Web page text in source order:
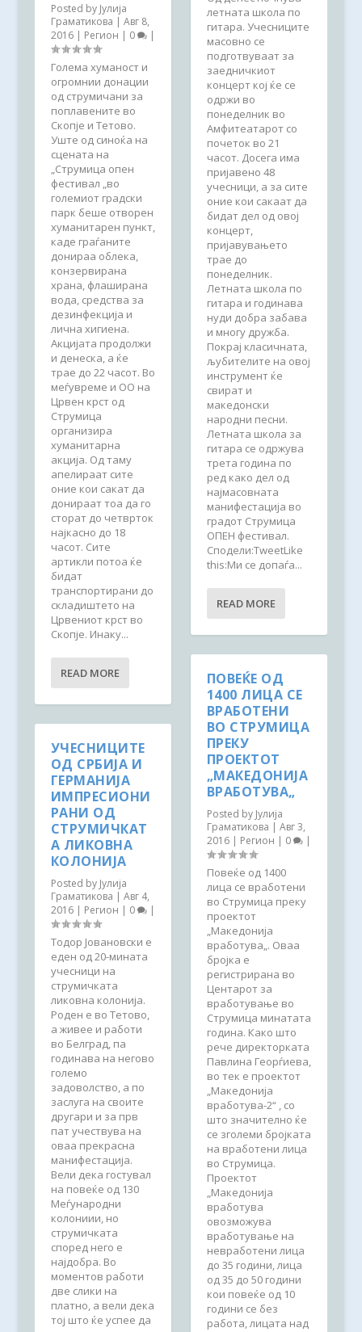
Posted by Јулија
Граматикова | Авг 8,
2016| Регион | 0 |
Голема хуманост и
огромнии донации
од струмичани за
поплавените во
Скопје и Тетово.
Уште од синоќа на
сцената на
„Струмица опен
фестивал „во
големиот градски
парк беше отворен
хуманитарен пункт,
каде граѓаните
донираа облека,
конзервирана
храна, флаширана
вода, средства за
дезинфекција и
лична хигиена.
Акцијата продолжи
и денеска, а ќе
трае до 22 часот. Во
меѓувреме и ОО на
Црвен крст од
Струмица
организира
хуманитарна
акција. Од таму
апелираат сите
оние кои сакат да
донираат тоа да го
сторат до четврток
најкасно до 18
часот. Сите
артикли потоа ќе
бидат
транспортирани до
складиштето на
Црвениот крст во
Скопје. Инаку...
READ MORE
УЧЕСНИЦИТЕ
ОД СРБИЈА И
ГЕРМАНИЈА
ИМПРЕСИОНИ
РАНИ ОД
СТРУМИЧКАТ
А ЛИКОВНА
КОЛОНИЈА
Posted by Јулија
Граматикова | Авг 4,
2016| Регион | 0 |
Тодор Јовановски е
еден од 20-мината
учесници на
струмичката
ликовна колонија.
Роден е во Тетово,
а живее и работи
во Белград, па
годинава на негово
големо
задоволство, а по
заслуга на своите
другари и за прв
пат учествува на
оваа прекрасна
манифестација.
Вели дека гостувал
на повеќе од 130
Меѓународни
колониии, но
струмичката
според него е
најдобра. Во
моментов работи
две слики на
платно, а вели дека
тој што ќе успее да
летната школа по
гитара. Учесниците
масовно се
подготвуваат за
заедничкиот
концерт кој ќе се
одржи во
понеделник во
Амфитеатарот со
почеток во 21
часот. Досега има
пријавено 48
учесници, а за сите
оние кои сакаат да
бидат дел од овој
концерт,
пријавувањето
трае до
понеделник.
Летната школа по
гитара и годинава
нуди добра забава
и многу дружба.
Покрај класичната,
љубителите на овој
инструмент ќе
свират и
македонски
народни песни.
Летната школа за
гитара се одржува
трета година по
ред како дел од
најмасовната
манифестација во
градот Струмица
ОПЕН фестивал.
Сподели:TweetLike
this:Ми се допаѓа...
READ MORE
ПОВЕЌЕ ОД
1400 ЛИЦА СЕ
ВРАБОТЕНИ
ВО СТРУМИЦА
ПРЕКУ
ПРОЕКТОТ
„МАКЕДОНИЈА
ВРАБОТУВА„
Posted by Јулија
Граматикова | Авг 3,
2016| Регион | 0 |
Повеќе од 1400
лица се вработени
во Струмица преку
проектот
„Македонија
вработува„. Оваа
бројка е
регистрирана во
Центарот за
вработување во
Струмица минатата
година. Како што
рече директорката
Павлина Георѓиева,
во тек е проектот
„Македонија
вработува-2“ , со
што значително ќе
се зголеми бројката
на вработени лица
во Струмица.
Проектот
„Македонија
вработува
овозможува
вработување на
невработени лица
до 35 години, лица
од 35 до 50 години
кои повеќе од 10
години се без
работа, лицата над